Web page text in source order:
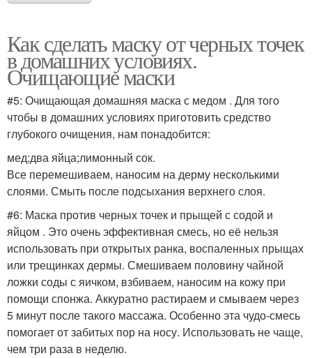
Как сделать маску от черных точек
в домашних условиях.
Очищающие маски
#5: Очищающая домашняя маска с медом . Для того
чтобы в домашних условиях приготовить средство
глубокого очищения, нам понадобится:
мед;два яйца;лимонный сок.
Все перемешиваем, наносим на дерму несколькими
слоями. Смыть после подсыхания верхнего слоя.
#6: Маска против черных точек и прыщей с содой и
яйцом . Это очень эффективная смесь, но её нельзя
использовать при открытых ранка, воспаленных прыщах
или трещинках дермы. Смешиваем половину чайной
ложки соды с яичком, взбиваем, наносим на кожу при
помощи спонжа. Аккуратно растираем и смываем через
5 минут после такого массажа. Особенно эта чудо-смесь
помогает от забитых пор на носу. Использовать не чаще,
чем три раза в неделю.